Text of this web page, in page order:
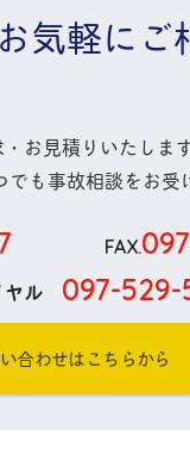
気軽にご
お見積りいたしま
も事故相談をお受
FAX.
ヤル 097-529-
合わせはこちらから